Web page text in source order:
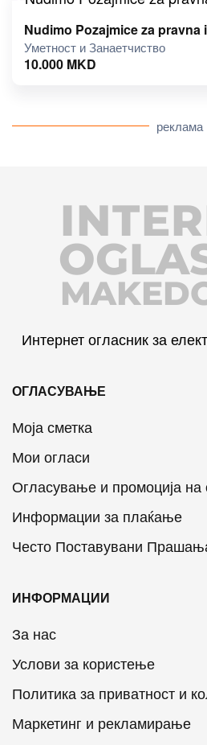
Nudimo Pozajmice za pravna
Уметност и Занаетчиство
10.000 MKD
реклама
Интернет огласник за
ОГЛАСУВАЊЕ
Моја сметка
Мои огласи
Огласување и промоција на
Информации за плаќање
Често Поставувани
ИНФОРМАЦИИ
За нас
Услови за користење
Политика за приватност и
Маркетинг и рекламирање